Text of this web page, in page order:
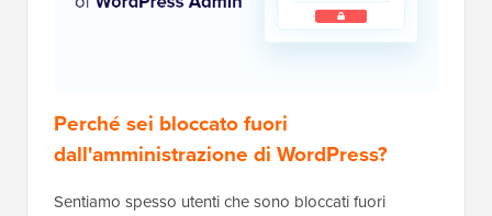
Perché sei bloccato fuori
dall'amministrazione di WordPress?
Sentiamo spesso utenti che sono bloccati fuori